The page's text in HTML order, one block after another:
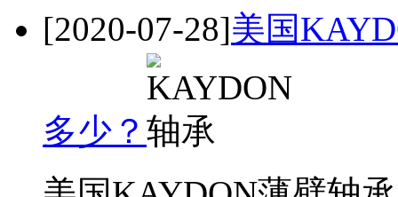
[2020-07-28]美国
多少？